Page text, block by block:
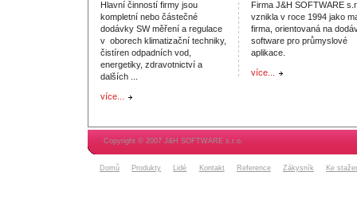
Hlavní činností firmy jsou
kompletní nebo částečné
dodávky SW měření a regulace
v oborech klimatizační techniky,
čistíren odpadních vod,
energetiky, zdravotnictví a
dalších ...
více...
Firma J&H SOFTWARE
vznikla v roce 1994 jako
firma, orientovaná na
software pro průmyslové
aplikace.
více...
Copyright © 2007 J&H SOFTWARE s.r.o.
Domů Produkty Lidé Kontakt Reference Zákysník Ke